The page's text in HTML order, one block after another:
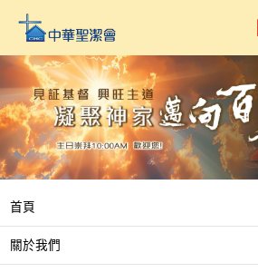
主
內
容
首頁
關於我們